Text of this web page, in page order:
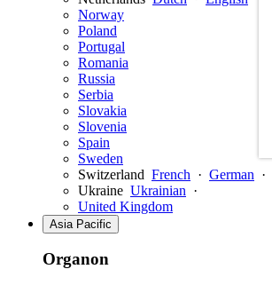
Norway
Poland
Portugal
Romania
Russia
Serbia
Slovakia
Slovenia
Spain
Sweden
Switzerland French · German ·
Ukraine Ukrainian ·
United Kingdom
Asia Pacific
Organon